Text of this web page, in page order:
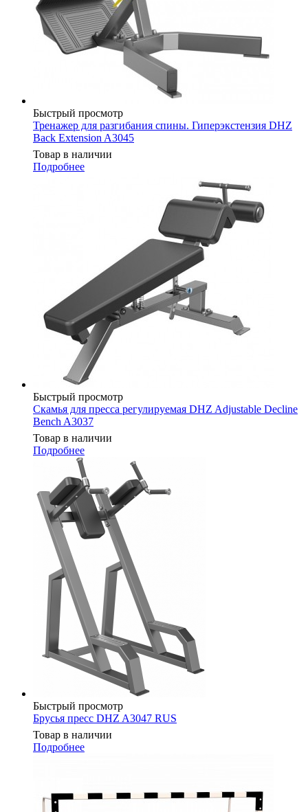
Быстрый просмотр
Тренажер для разгибания спины. Гиперэкстензия DHZ
Back Extension A3045
Товар в наличии
Подробнее
Быстрый просмотр
Скамья для пресса регулируемая DHZ Adjustable Decline
Bench A3037
Товар в наличии
Подробнее
Быстрый просмотр
Брусья пресс DHZ A3047 RUS
Товар в наличии
Подробнее